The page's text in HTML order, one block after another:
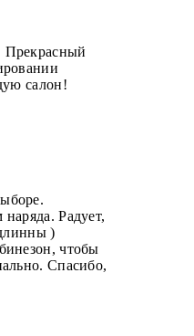
Прекрасный
салон!
Радует,
)
чтобы
Спасибо,